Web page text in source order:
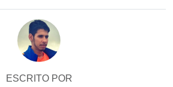
ESCRITO POR